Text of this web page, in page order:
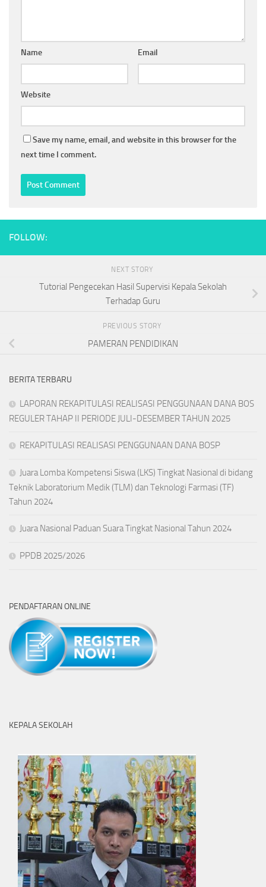
Name Email
Website
Save my name, email, and website in this browser for the
next time I comment.
FOLLOW:
NEXT STORY
Tutorial Pengecekan Hasil Supervisi Kepala Sekolah
Terhadap Guru
PREVIOUS STORY
PAMERAN PENDIDIKAN
BERITA TERBARU
LAPORAN REKAPITULASI REALISASI PENGGUNAAN DANA BOS
REGULER TAHAP II PERIODE JULI-DESEMBER TAHUN 2025
REKAPITULASI REALISASI PENGGUNAAN DANA BOSP
Juara Lomba Kompetensi Siswa (LKS) Tingkat Nasional di bidang
Teknik Laboratorium Medik (TLM) dan Teknologi Farmasi (TF)
Tahun 2024
Juara Nasional Paduan Suara Tingkat Nasional Tahun 2024
PPDB 2025/2026
PENDAFTARAN ONLINE
KEPALA SEKOLAH